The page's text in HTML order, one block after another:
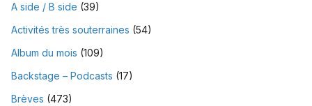
A side / B side (39)
Activités très souterraines (54)
Album du mois (109)
Backstage – Podcasts (17)
Brèves (473)